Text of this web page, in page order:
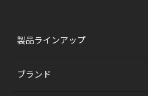
製品ラインアップ
ブランド